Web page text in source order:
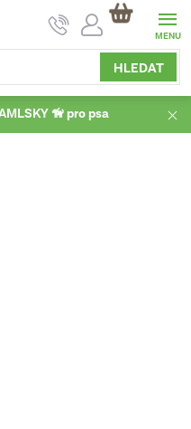
HLEDAT
NÁKUPNÍ
KOŠÍK
🦮 pro psa